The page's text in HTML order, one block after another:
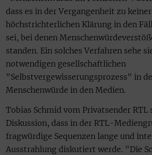
dass es in der Vergangenheit zu keiner
höchstrichterlichen Klärung in den
sei, bei denen
standen. Ein solches Verfahren sehe
notwendigen gesellschaftlichen
"Selbstvergewisserungsprozess" in
Menschenwürde in den Medien.
Tobias Schmid vom Privatsender RTL
Diskussion, dass in der RTL-
fragwürdige Sequenzen lange und
Ausstrahlung diskutiert werde. "Die